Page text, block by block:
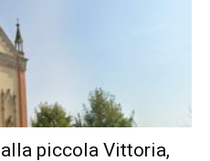
piccola Vittoria,